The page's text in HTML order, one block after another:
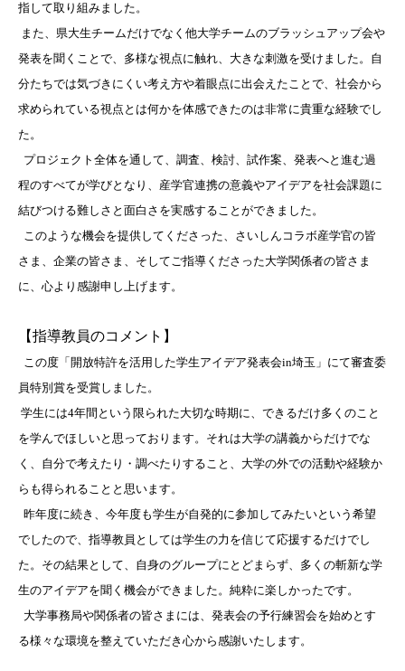
指して取り組みました。
また、県大生チームだけでなく他大学チームのブラッシュアップ会や
発表を聞くことで、多様な視点に触れ、大きな刺激を受けました。自
分たちでは気づきにくい考え方や着眼点に出会えたことで、社会から
求められている視点とは何かを体感できたのは非常に貴重な経験でし
た。
プロジェクト全体を通して、調査、検討、試作案、発表へと進む過
程のすべてが学びとなり、産学官連携の意義やアイデアを社会課題に
結びつける難しさと面白さを実感することができました。
このような機会を提供してくださった、さいしんコラボ産学官の皆
さま、企業の皆さま、そしてご指導くださった大学関係者の皆さま
に、心より感謝申し上げます。
【指導教員のコメント】
この度「開放特許を活用した学生アイデア発表会in埼玉」にて審査委
員特別賞を受賞しました。
学生には4年間という限られた大切な時期に、できるだけ多くのこと
を学んでほしいと思っております。それは大学の講義からだけでな
く、自分で考えたり・調べたりすること、大学の外での活動や経験か
らも得られることと思います。
昨年度に続き、今年度も学生が自発的に参加してみたいという希望
でしたので、指導教員としては学生の力を信じて応援するだけでし
た。その結果として、自身のグループにとどまらず、多くの斬新な学
生のアイデアを聞く機会ができました。純粋に楽しかったです。
大学事務局や関係者の皆さまには、発表会の予行練習会を始めとす
る様々な環境を整えていただき心から感謝いたします。